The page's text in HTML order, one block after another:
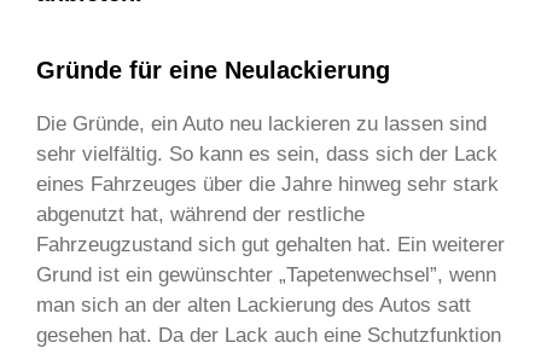
Gründe für eine Neulackierung
Die Gründe, ein Auto neu lackieren zu lassen sind
sehr vielfältig. So kann es sein, dass sich der Lack
eines Fahrzeuges über die Jahre hinweg sehr stark
abgenutzt hat, während der restliche
Fahrzeugzustand sich gut gehalten hat. Ein weiterer
Grund ist ein gewünschter „Tapetenwechsel”, wenn
man sich an der alten Lackierung des Autos satt
gesehen hat. Da der Lack auch eine Schutzfunktion